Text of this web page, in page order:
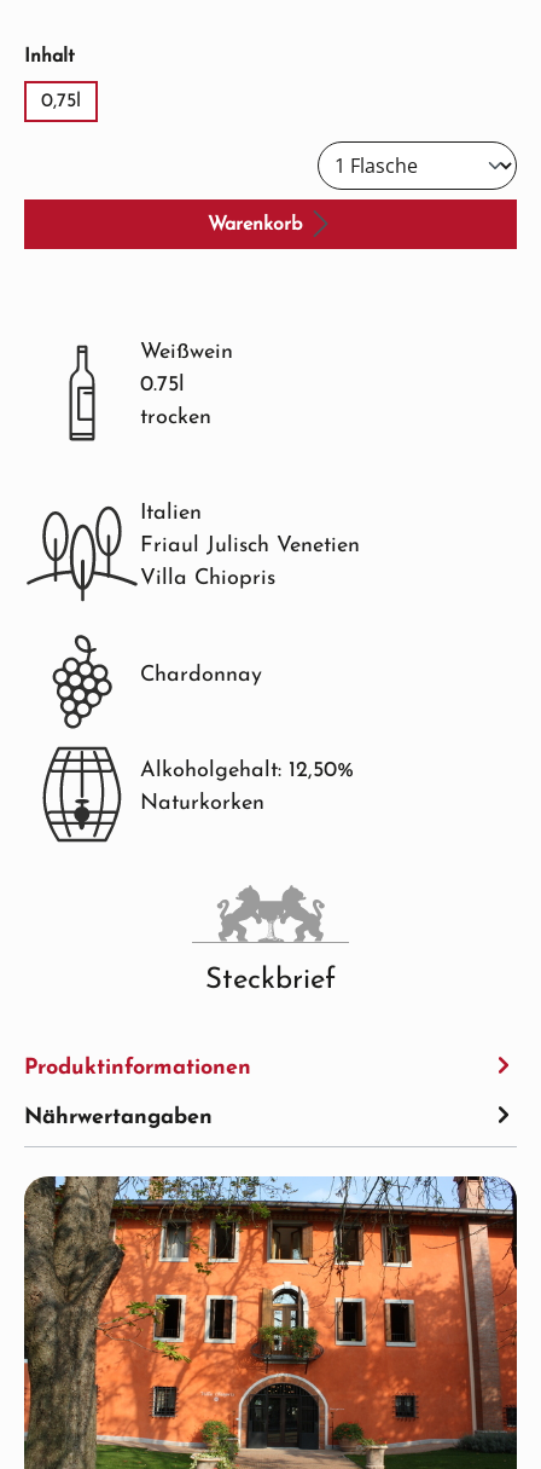
Inhaltauswählen
0,75l
Warenkorb
Weißwein
0.75l
trocken
Italien
Friaul Julisch Venetien
Villa Chiopris
Chardonnay
Alkoholgehalt: 12,50%
Naturkorken
Steckbrief
Produktinformationen
Nährwertangaben